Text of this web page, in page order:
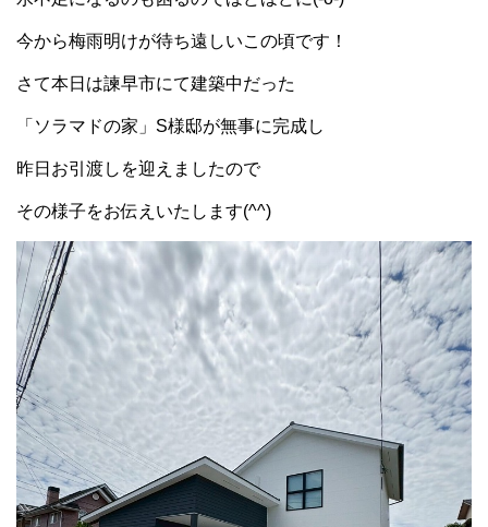
今から梅雨明けが待ち遠しいこの頃です！
さて本日は諫早市にて建築中だった
「ソラマドの家」S様邸が無事に完成し
昨日お引渡しを迎えましたので
その様子をお伝えいたします(^^)